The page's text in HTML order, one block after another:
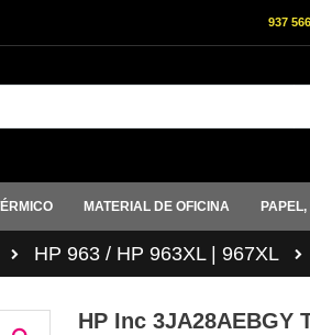
937
MATERIAL DE OFICINA PAPEL,
HP 963 / HP 963XL | 967XL
HP Inc 3JA28AEBGY